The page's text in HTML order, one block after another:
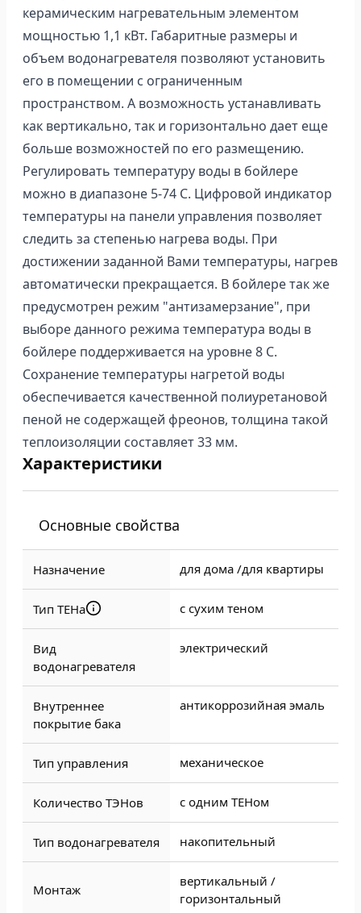
керамическим нагревательным элементом
мощностью 1,1 кВт. Габаритные размеры и
объем водонагревателя позволяют установить
его в помещении с ограниченным
пространством. А возможность устанавливать
как вертикально, так и горизонтально дает еще
больше возможностей по его размещению.
Регулировать температуру воды в бойлере
можно в диапазоне 5-74 C. Цифровой индикатор
температуры на панели управления позволяет
следить за степенью нагрева воды. При
достижении заданной Вами температуры, нагрев
автоматически прекращается. В бойлере так же
предусмотрен режим "антизамерзание", при
выборе данного режима температура воды в
бойлере поддерживается на уровне 8 C.
Сохранение температуры нагретой воды
обеспечивается качественной полиуретановой
пеной не содержащей фреонов, толщина такой
теплоизоляции составляет 33 мм.
Характеристики
Основные свойства
Назначение для дома /для квартиры
Тип ТЕНа с сухим теном
Вид
водонагревателя
электрический
Внутреннее
покрытие бака
антикоррозийная эмаль
Тип управления механическое
Количество ТЭНов с одним ТЕНом
Тип водонагревателя накопительный
Монтаж
вертикальный /
горизонтальный